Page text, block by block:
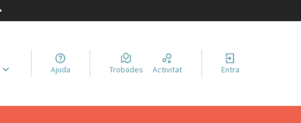
Triar la llengua
Elegir el idioma
Ajuda Trobades Activitat Entra